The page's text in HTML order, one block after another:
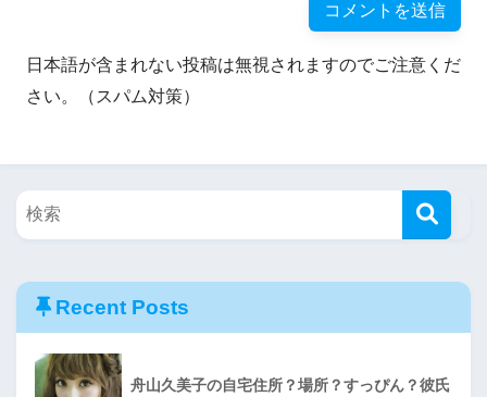
日本語が含まれない投稿は無視されますのでご注意くだ
さい。（スパム対策）
Recent Posts
舟山久美子の自宅住所？場所？すっぴん？彼氏